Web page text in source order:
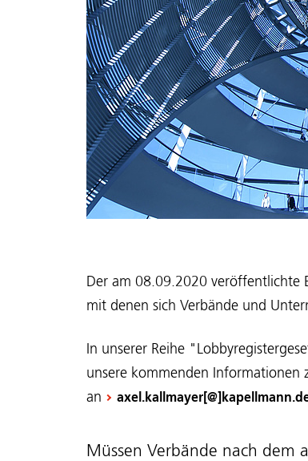
Der am 08.09.2020 veröffentlichte
mit denen sich Verbände und
In unserer Reihe
unsere kommenden Informationen
an
Müssen Verbände nach dem